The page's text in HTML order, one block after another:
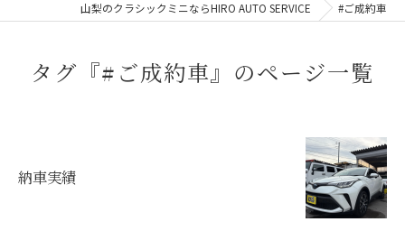
山梨のクラシックミニならHIRO AUTO SERVICE #ご成約車
タグ『#ご成約車』のページ一覧
納車実績